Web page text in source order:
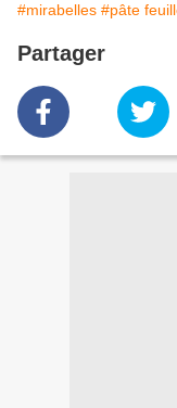
#mirabelles #pâte
Partager